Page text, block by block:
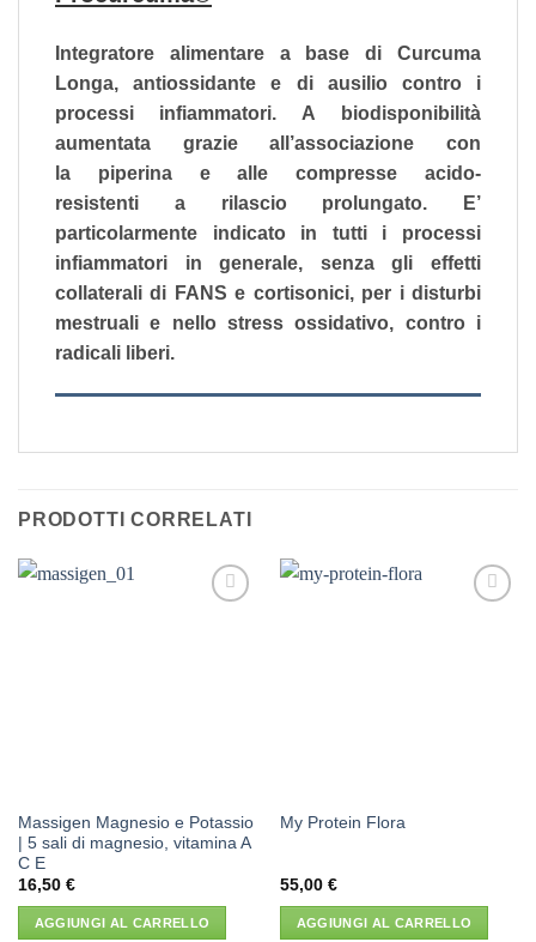
Integratore alimentare a base di Curcuma
Longa, antiossidante e di ausilio contro i
processi infiammatori. A biodisponibilità
aumentata grazie all’associazione con
la piperina e alle compresse acido-
resistenti a rilascio prolungato. E’
particolarmente indicato in tutti i processi
infiammatori in generale, senza gli effetti
collaterali di FANS e cortisonici, per i disturbi
mestruali e nello stress ossidativo, contro i
radicali liberi.
PRODOTTI CORRELATI
Massigen Magnesio e Potassio
| 5 sali di magnesio, vitamina A
C E
16,50 €
AGGIUNGI AL CARRELLO
My Protein Flora
55,00 €
AGGIUNGI AL CARRELLO